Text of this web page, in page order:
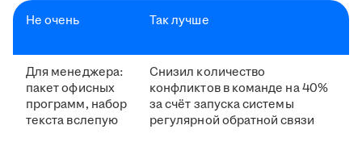
Не очень Так лучше
Для менеджера:
пакет офисных
программ, набор
текста вслепую
Снизил количество
конфликтов в команде на 40%
за счёт запуска системы
регулярной обратной связи